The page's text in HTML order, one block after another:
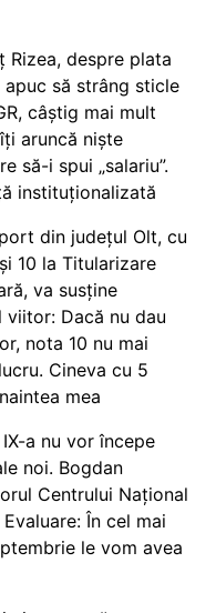
Rizea, despre plata
să strâng sticle
câștig mai mult
aruncă niște
să-i spui „salariu”.
instituționalizată
din județul Olt, cu
10 la Titularizare
va susține
viitor: Dacă nu dau
nota 10 nu mai
Cineva cu 5
mea
a nu vor începe
noi. Bogdan
Centrului Național
În cel mai
le vom avea